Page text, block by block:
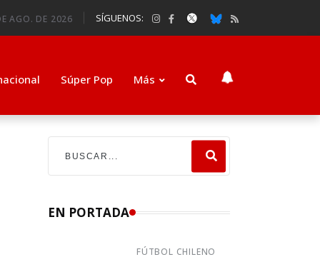
AGO. DE 2026 SÍGUENOS:
Súper Pop Más
EN PORTADA
FÚTBOL CHILENO